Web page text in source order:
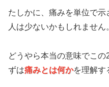
たしかに、痛みを単位で
人は少ないかもしれません
どうやら本当の意味でこ
ずは痛みとは何かを理解す